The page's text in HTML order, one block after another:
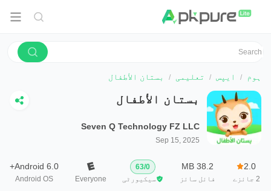
ہوم ایپس تعلیمی بستان الأطفال
بستان الأطفال
Seven Q Technology FZ LLC
Sep 15, 2025
2.0
2 جائزے
38.2 MB
فائل سائز
0
/
63
سیکیورٹی
Everyone
Android 6.0+
Android OS